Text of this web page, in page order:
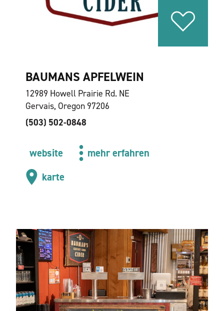
BAUMANS APFELWEIN
12989 Howell Prairie Rd. NE
Gervais, Oregon 97206
(503) 502-0848
website
mehr erfahren
karte